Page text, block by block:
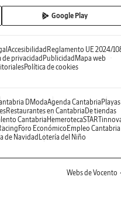
Google Play
AccesibilidadReglamento UE 2024/
de privacidadPublicidadMapa web
Política de cookies
DModaAgenda CantabriaPlayas
Restaurantes en CantabriaDe tiendas
CantabriaHemeroteca
Foro EconómicoEmpleo Cantabria
de NavidadLotería del Niño
Webs de Vocento